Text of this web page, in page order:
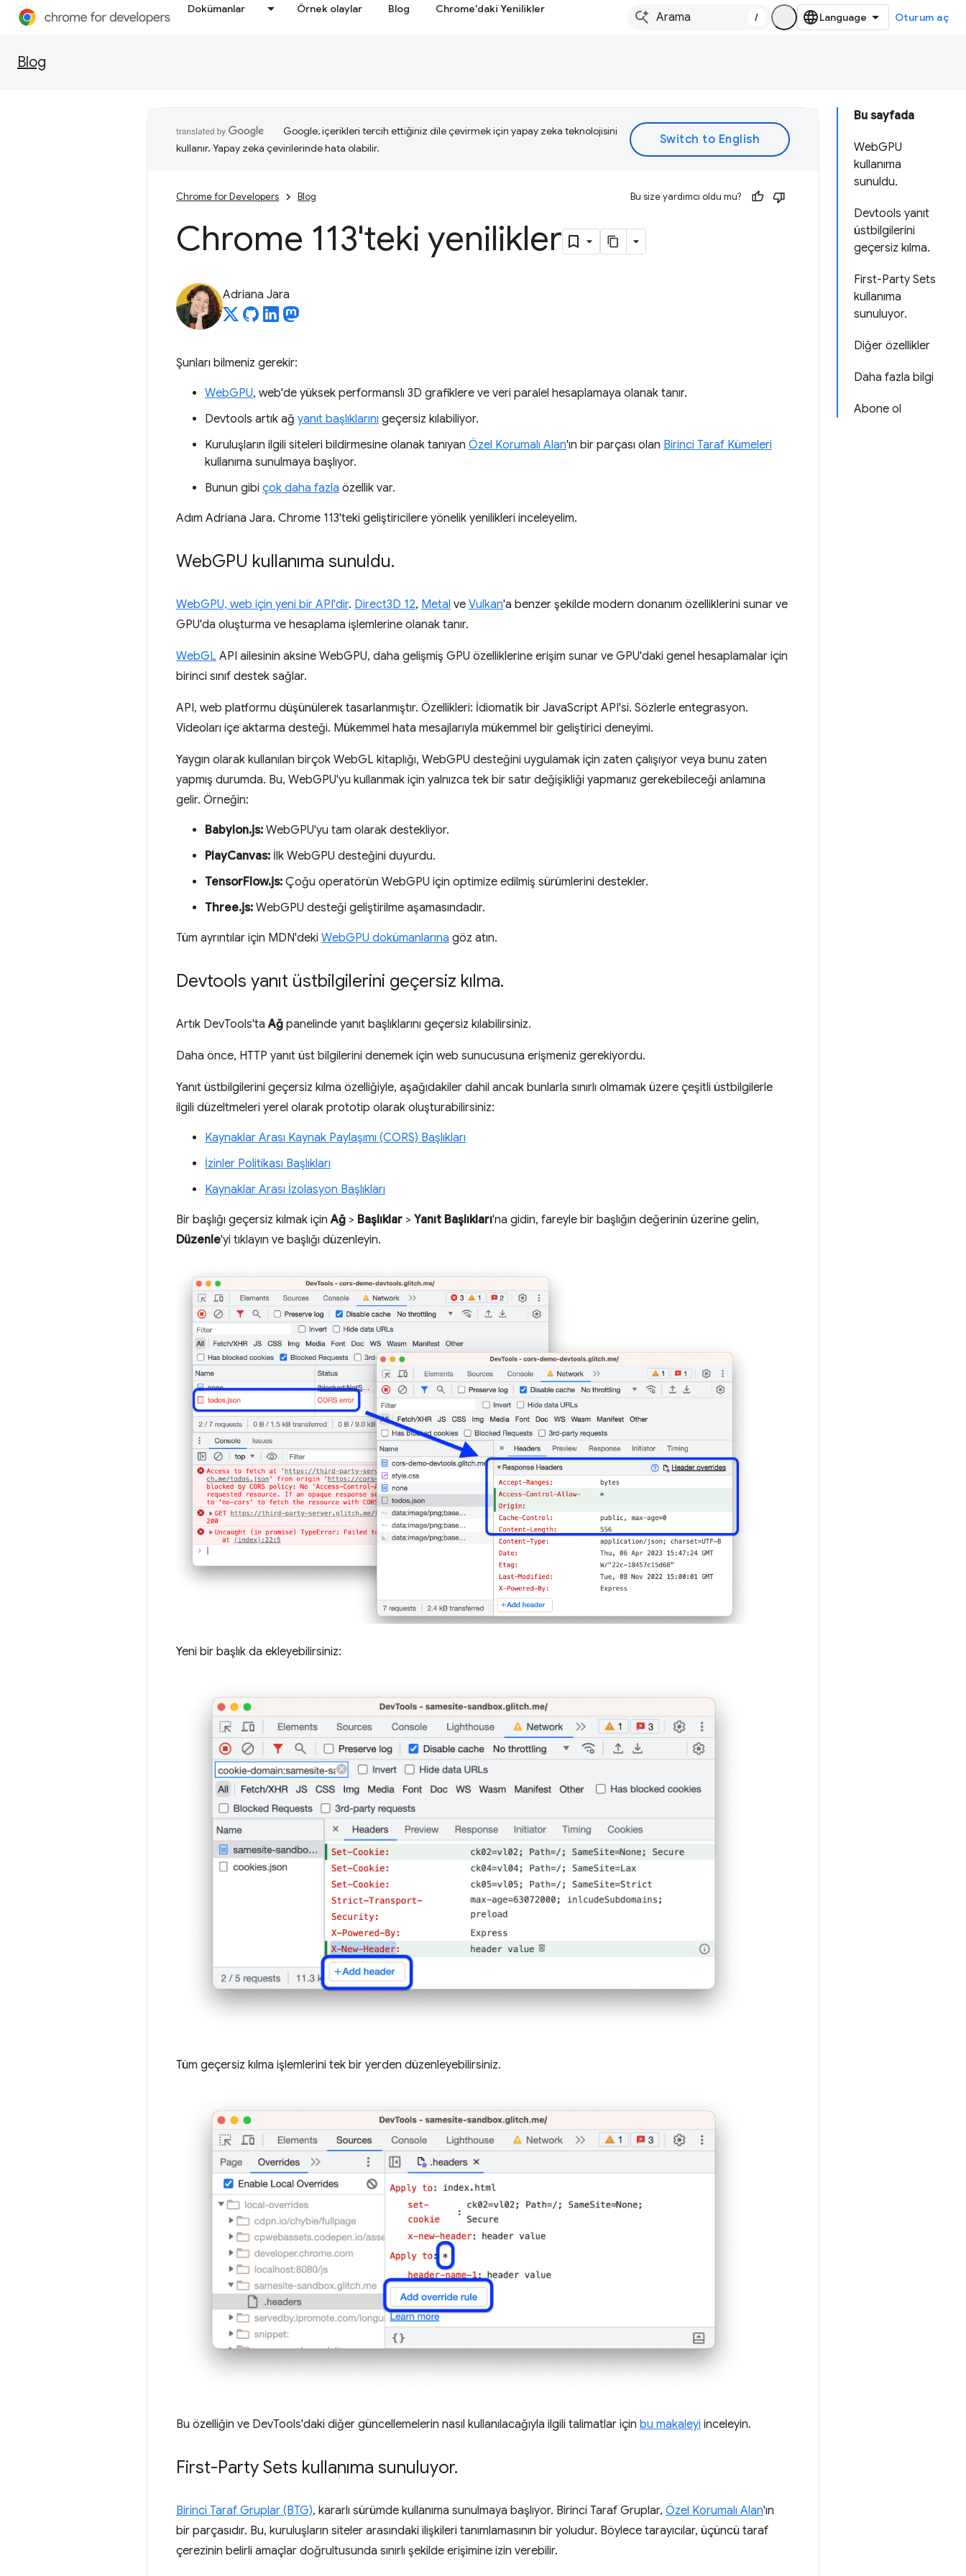
Dokümanlar Örnek olaylar Blog Chrome'daki Yenilikler
/ Oturum aç
Blog
Bu sayfada
WebGPU
kullanıma
sunuldu.
Devtools yanıt
üstbilgilerini
geçersiz kılma.
First-Party Sets
kullanıma
sunuluyor.
Diğer özellikler
Daha fazla bilgi
Abone ol
Google, içerikleri tercih ettiğiniz dile çevirmek için yapay zeka teknolojisini
kullanır. Yapay zeka çevirilerinde hata olabilir.
Chrome for Developers Blog Bu size yardımcı oldu mu?
Chrome 113'teki yenilikler
Adriana Jara
Şunları bilmeniz gerekir:
WebGPU, web'de yüksek performanslı 3D grafiklere ve veri paralel hesaplamaya olanak tanır.
Devtools artık ağ yanıt başlıklarını geçersiz kılabiliyor.
Kuruluşların ilgili siteleri bildirmesine olanak tanıyan Özel Korumalı Alan'ın bir parçası olan Birinci Taraf Kümeleri
kullanıma sunulmaya başlıyor.
Bunun gibi çok daha fazla özellik var.
Adım Adriana Jara. Chrome 113'teki geliştiricilere yönelik yenilikleri inceleyelim.
WebGPU kullanıma sunuldu.
WebGPU, web için yeni bir API'dir. Direct3D 12, Metal ve Vulkan'a benzer şekilde modern donanım özelliklerini sunar ve
GPU'da oluşturma ve hesaplama işlemlerine olanak tanır.
WebGL API ailesinin aksine WebGPU, daha gelişmiş GPU özelliklerine erişim sunar ve GPU'daki genel hesaplamalar için
birinci sınıf destek sağlar.
API, web platformu düşünülerek tasarlanmıştır. Özellikleri: İdiomatik bir JavaScript API'si. Sözlerle entegrasyon.
Videoları içe aktarma desteği. Mükemmel hata mesajlarıyla mükemmel bir geliştirici deneyimi.
Yaygın olarak kullanılan birçok WebGL kitaplığı, WebGPU desteğini uygulamak için zaten çalışıyor veya bunu zaten
yapmış durumda. Bu, WebGPU'yu kullanmak için yalnızca tek bir satır değişikliği yapmanız gerekebileceği anlamına
gelir. Örneğin:
Babylon.js: WebGPU'yu tam olarak destekliyor.
PlayCanvas: İlk WebGPU desteğini duyurdu.
TensorFlow.js: Çoğu operatörün WebGPU için optimize edilmiş sürümlerini destekler.
Three.js: WebGPU desteği geliştirilme aşamasındadır.
Tüm ayrıntılar için MDN'deki WebGPU dokümanlarına göz atın.
Devtools yanıt üstbilgilerini geçersiz kılma.
Artık DevTools'taAğ panelinde yanıt başlıklarını geçersiz kılabilirsiniz.
Daha önce, HTTP yanıt üst bilgilerini denemek için web sunucusuna erişmeniz gerekiyordu.
Yanıt üstbilgilerini geçersiz kılma özelliğiyle, aşağıdakiler dahil ancak bunlarla sınırlı olmamak üzere çeşitli üstbilgilerle
ilgili düzeltmeleri yerel olarak prototip olarak oluşturabilirsiniz:
Kaynaklar Arası Kaynak Paylaşımı (CORS) Başlıkları
İzinler Politikası Başlıkları
Kaynaklar Arası İzolasyon Başlıkları
Bir başlığı geçersiz kılmak içinAğ > Başlıklar > Yanıt Başlıkları'na gidin, fareyle bir başlığın değerinin üzerine gelin,
Düzenle'yi tıklayın ve başlığı düzenleyin.
Yeni bir başlık da ekleyebilirsiniz:
Tüm geçersiz kılma işlemlerini tek bir yerden düzenleyebilirsiniz.
Bu özelliğin ve DevTools'daki diğer güncellemelerin nasıl kullanılacağıyla ilgili talimatlar için bu makaleyi inceleyin.
First-Party Sets kullanıma sunuluyor.
Birinci Taraf Gruplar (BTG), kararlı sürümde kullanıma sunulmaya başlıyor. Birinci Taraf Gruplar, Özel Korumalı Alan'ın
bir parçasıdır. Bu, kuruluşların siteler arasındaki ilişkileri tanımlamasının bir yoludur. Böylece tarayıcılar, üçüncü taraf
çerezinin belirli amaçlar doğrultusunda sınırlı şekilde erişimine izin verebilir.